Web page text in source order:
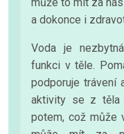
a dokonce i
Voda je
funkci v těle.
podporuje trávení
aktivity se z těla
potem, což může